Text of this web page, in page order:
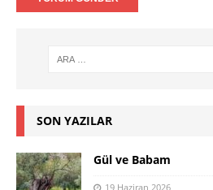
SON YAZILAR
Gül ve Babam
19 Haziran 2026